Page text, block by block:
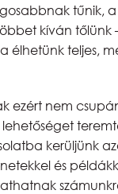
tűnik,
kíván tőlünk
élhetünk teljes,
ezért nem
kerüljünk
és